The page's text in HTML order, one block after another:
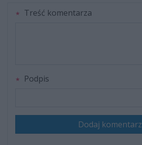
Treść komentarza
Podpis
Dodaj komentarz